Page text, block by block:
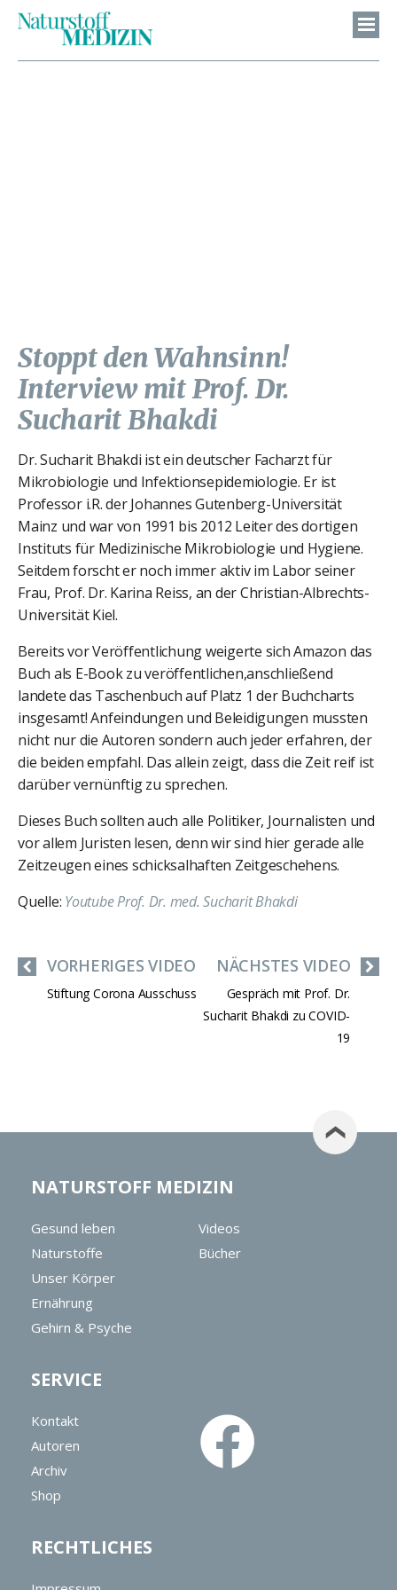
Stoppt den Wahnsinn!
Interview mit Prof. Dr.
Sucharit Bhakdi
Dr. Sucharit Bhakdi ist ein deutscher Facharzt für
Mikrobiologie und Infektionsepidemiologie. Er ist
Professor i.R. der Johannes Gutenberg-Universität
Mainz und war von 1991 bis 2012 Leiter des dortigen
Instituts für Medizinische Mikrobiologie und Hygiene.
Seitdem forscht er noch immer aktiv im Labor seiner
Frau, Prof. Dr. Karina Reiss, an der Christian-Albrechts-
Universität Kiel.
Bereits vor Veröffentlichung weigerte sich Amazon das
Buch als E-Book zu veröffentlichen,anschließend
landete das Taschenbuch auf Platz 1 der Buchcharts
insgesamt! Anfeindungen und Beleidigungen mussten
nicht nur die Autoren sondern auch jeder erfahren, der
die beiden empfahl. Das allein zeigt, dass die Zeit reif ist
darüber vernünftig zu sprechen.
Dieses Buch sollten auch alle Politiker, Journalisten und
vor allem Juristen lesen, denn wir sind hier gerade alle
Zeitzeugen eines schicksalhaften Zeitgeschehens.
Quelle: Youtube Prof. Dr. med. Sucharit Bhakdi
NÄCHSTES VIDEO
Gespräch mit Prof. Dr.
Sucharit Bhakdi zu COVID-
19
VORHERIGES VIDEO
Stiftung Corona Ausschuss
NATURSTOFF MEDIZIN
Gesund leben
Naturstoffe
Unser Körper
Ernährung
Gehirn & Psyche
Videos
Bücher
SERVICE
Kontakt
Autoren
Archiv
Shop
RECHTLICHES